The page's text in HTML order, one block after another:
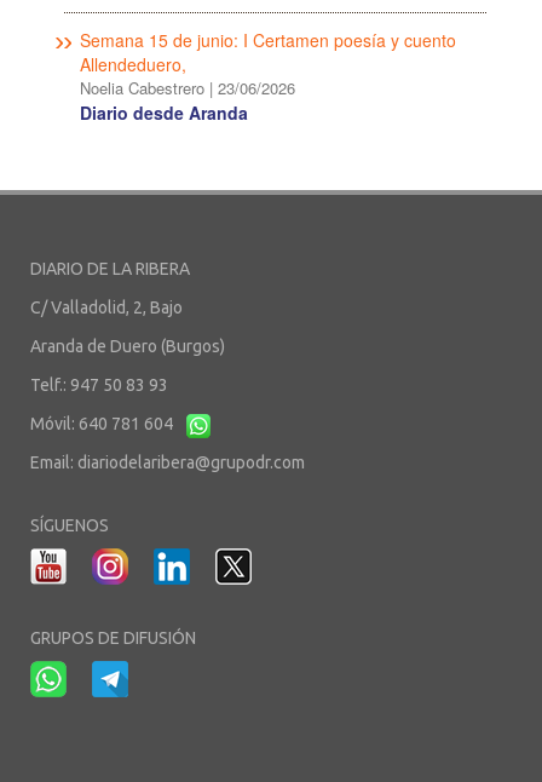
Semana 15 de junio: I Certamen poesía y cuento
Allendeduero,
Noelia Cabestrero | 23/06/2026
Diario desde Aranda
DIARIO DE LA RIBERA
C/ Valladolid, 2, Bajo
Aranda de Duero (Burgos)
Telf.: 947 50 83 93
Móvil: 640 781 604
Email: diariodelaribera@grupodr.com
SÍGUENOS
GRUPOS DE DIFUSIÓN